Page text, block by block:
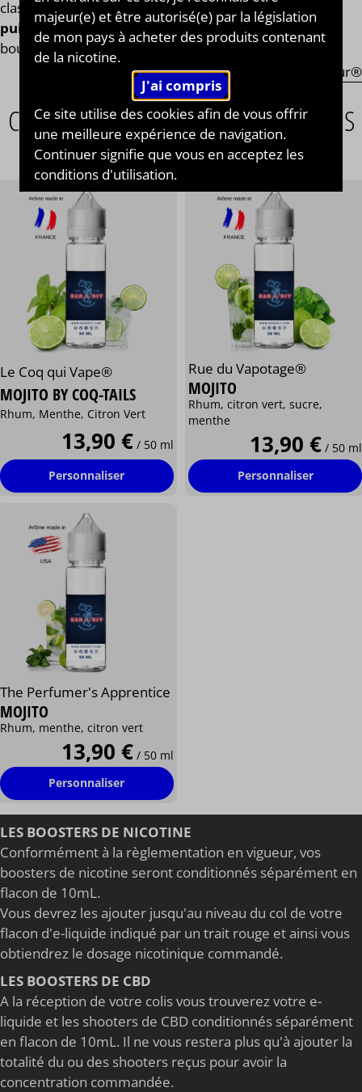
classique, le e-liquide Menthe Fraîche à l'arôme
puissant de menthe fraîchequi dure longtemps en
bouche.
Voir tous les E-liquides de la marque Esaveur®
CES ARTICLES POURRAIENT AUSSI VOUS
INTÉRESSER
Le Coq qui Vape®
MOJITO BY COQ-TAILS
Rhum, Menthe, Citron Vert
13,90 € / 50 ml
Personnaliser
Rue du Vapotage®
MOJITO
Rhum, citron vert, sucre,
menthe
13,90 € / 50 ml
Personnaliser
The Perfumer's Apprentice
MOJITO
Rhum, menthe, citron vert
13,90 € / 50 ml
Personnaliser
LES BOOSTERS DE NICOTINE
Conformément à la règlementation en vigueur, vos
boosters de nicotine seront conditionnés séparément en
flacon de 10mL.
Vous devrez les ajouter jusqu'au niveau du col de votre
flacon d'e-liquide indiqué par un trait rouge et ainsi vous
obtiendrez le dosage nicotinique commandé.
LES BOOSTERS DE CBD
A la réception de votre colis vous trouverez votre e-
liquide et les shooters de CBD conditionnés séparément
en flacon de 10mL. Il ne vous restera plus qu'à ajouter la
totalité du ou des shooters reçus pour avoir la
concentration commandée.
majeur(e) et être autorisé(e) par la législation
de mon pays à acheter des produits contenant
de la nicotine.
Ce site utilise des cookies afin de vous offrir
une meilleure expérience de navigation.
Continuer signifie que vous en acceptez les
conditions d'utilisation.